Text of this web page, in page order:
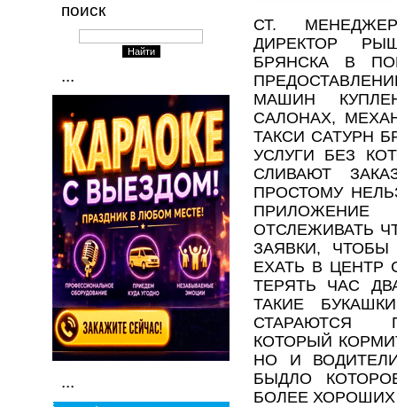
поиск
...
...
СТ.
ДИРЕКТОР
БРЯНСКА В
МАШИН
САЛОНАХ,
ТАКСИ САТУРН
УСЛУГИ БЕЗ
СЛИВАЮТ
ПРОСТОМУ
ОТСЛЕЖИВАТЬ
ЗАЯВКИ,
ЕХАТЬ В ЦЕНТР
ТЕРЯТЬ ЧАС
ТАКИЕ
СТАРАЮТСЯ
КОТОРЫЙ
НО И
БЫДЛО
БОЛЕЕ